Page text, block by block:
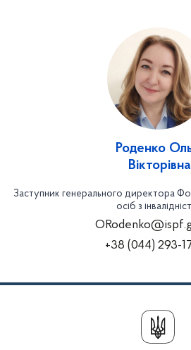
Роденко
Вікторівна
Заступник генерального директора
осіб з
+38 (044) 293-